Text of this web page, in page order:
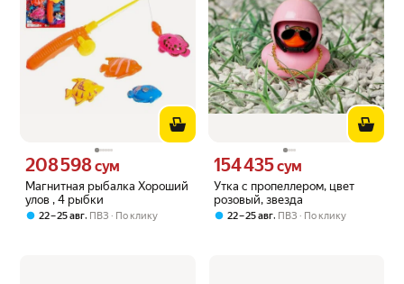
Магнитная рыбалка Хороший
улов , 4 рыбки
Цена 208598 сум вместо
208 598сум
22 – 25 авг, ПВЗ По клику
Утка с пропеллером, цвет
розовый, звезда
Цена 154435 сум вместо
154 435сум
22 – 25 авг, ПВЗ По клику